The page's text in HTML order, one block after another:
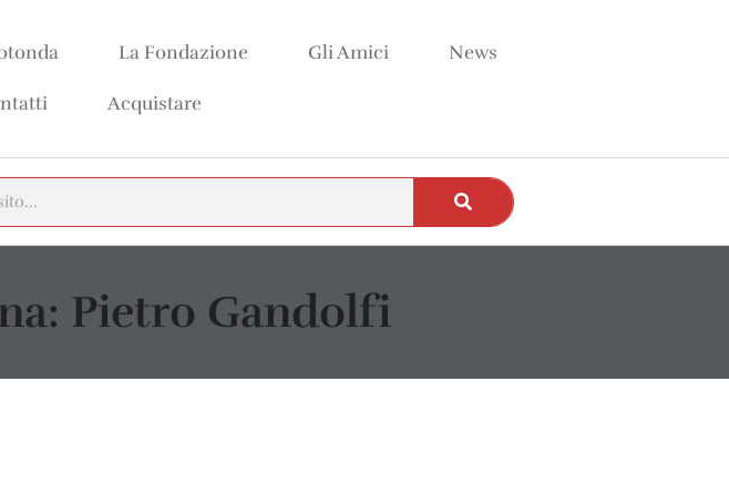
La Fondazione Gli Amici News
Acquistare
Pietro Gandolfi